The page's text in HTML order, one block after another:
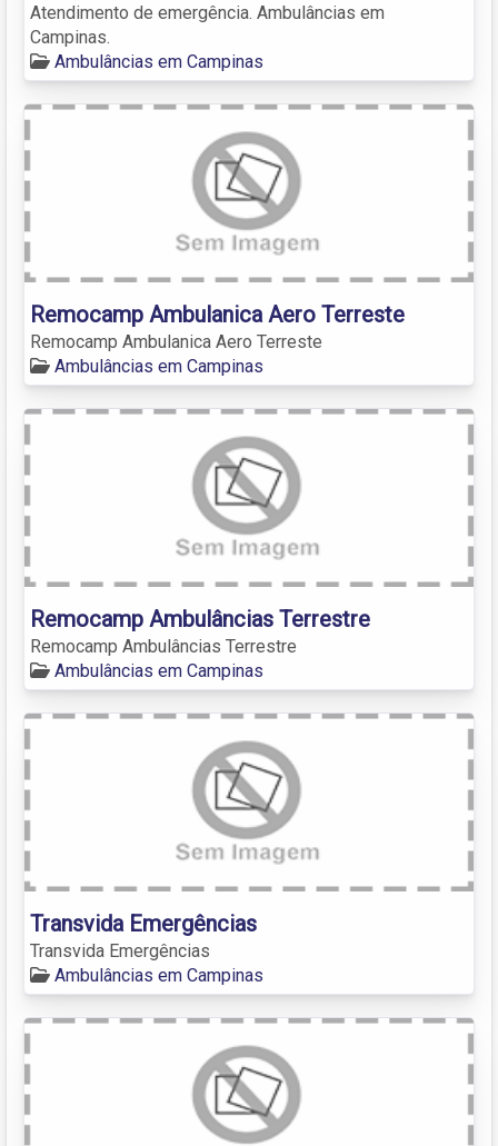
Atendimento de emergência. Ambulâncias em
Campinas.
Ambulâncias em Campinas
Remocamp Ambulanica Aero Terreste
Remocamp Ambulanica Aero Terreste
Ambulâncias em Campinas
Remocamp Ambulâncias Terrestre
Remocamp Ambulâncias Terrestre
Ambulâncias em Campinas
Transvida Emergências
Transvida Emergências
Ambulâncias em Campinas